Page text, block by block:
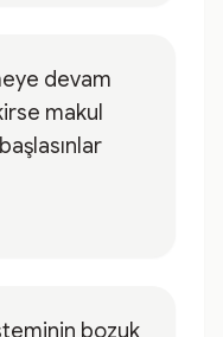
devam
makul
bozuk